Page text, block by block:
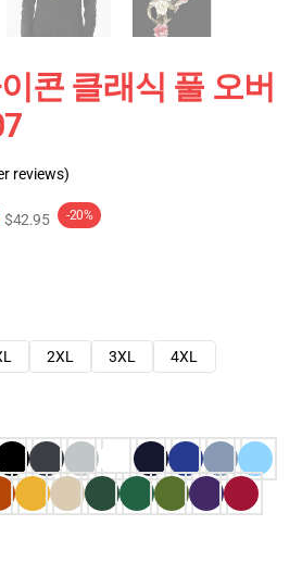
콘 클래식 풀 오버
reviews)
$42.95 -20%
2XL 3XL
4XL